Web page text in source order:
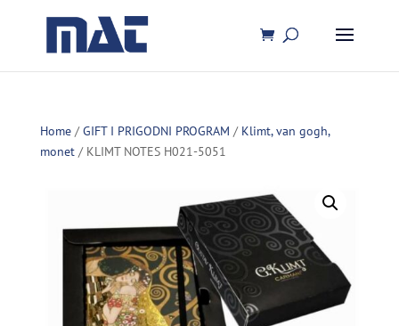
Home/GIFT I PRIGODNI PROGRAM / Klimt, van gogh,
monet/ KLIMT NOTES H021-5051